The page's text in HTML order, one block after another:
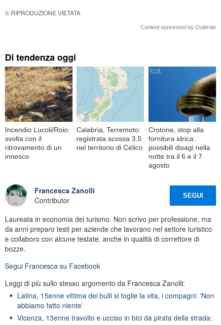
© RIPRODUZIONE VIETATA
Content sponsored by Outbrain
Di tendenza oggi
Incendio Lucoli/Roio:
svolta con il
ritrovamento di un
innesco
Calabria, Terremoto:
registrata scossa 3.5
nel territorio di Celico
Crotone, stop alla
fornitura idrica:
possibili disagi nella
notte tra il 6 e il 7
agosto
Francesca Zanolli
Contributor
SEGUI
Laureata in economia del turismo. Non scrivo per professione, ma
da anni preparo testi per aziende che lavorano nel settore turistico
e collaboro con alcune testate, anche in qualità di correttore di
bozze.
Segui Francesca su Facebook
Leggi di più sullo stesso argomento da Francesca Zanolli:
Latina, 15enne vittima dei bulli si toglie la vita, i compagni: 'Non
abbiamo fatto niente'
Vicenza, 13enne travolto e ucciso in bici da pirata della strada: